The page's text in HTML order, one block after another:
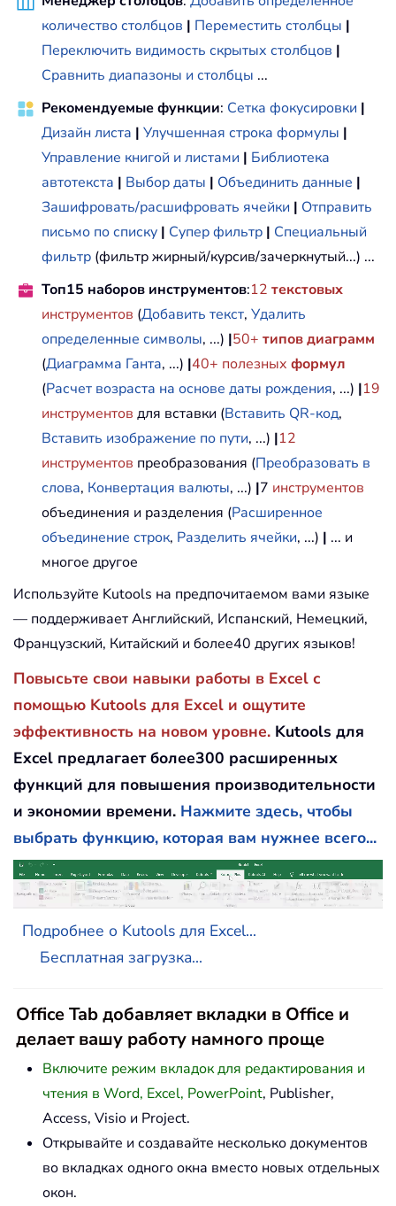
количество столбцов | Переместить столбцы |
Переключить видимость скрытых столбцов |
Сравнить диапазоны и столбцы ...
Рекомендуемые функции: Сетка фокусировки |
Дизайн листа | Улучшенная строка формулы |
Управление книгой и листами | Библиотека
автотекста | Выбор даты | Объединить данные |
Зашифровать/расшифровать ячейки | Отправить
письмо по списку | Супер фильтр | Специальный
фильтр (фильтр жирный/курсив/зачеркнутый...) ...
Топ15 наборов инструментов:12 текстовых
инструментов (Добавить текст, Удалить
определенные символы, ...) |50+ типов диаграмм
(Диаграмма Ганта, ...) |40+ полезных формул
(Расчет возраста на основе даты рождения, ...) |19
инструментов для вставки (Вставить QR-код,
Вставить изображение по пути, ...) |12
инструментов преобразования (Преобразовать в
слова, Конвертация валюты, ...) |7 инструментов
объединения и разделения (Расширенное
объединение строк, Разделить ячейки, ...) | ... и
многое другое
Используйте Kutools на предпочитаемом вами языке
— поддерживает Английский, Испанский, Немецкий,
Французский, Китайский и более40 других языков!
Повысьте свои навыки работы в Excel с
помощью Kutools для Excel и ощутите
эффективность на новом уровне. Kutools для
Excel предлагает более300 расширенных
функций для повышения производительности
и экономии времени. Нажмите здесь, чтобы
выбрать функцию, которая вам нужнее всего...
Подробнее о Kutools для Excel...
Бесплатная загрузка...
Office Tab добавляет вкладки в Office и
делает вашу работу намного проще
Включите режим вкладок для редактирования и
чтения в Word, Excel, PowerPoint, Publisher,
Access, Visio и Project.
Открывайте и создавайте несколько документов
во вкладках одного окна вместо новых отдельных
окон.